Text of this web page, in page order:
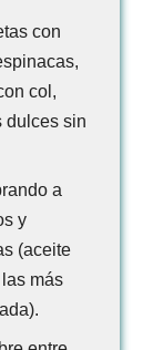
con
col,
dulces sin
a
y
(aceite
más